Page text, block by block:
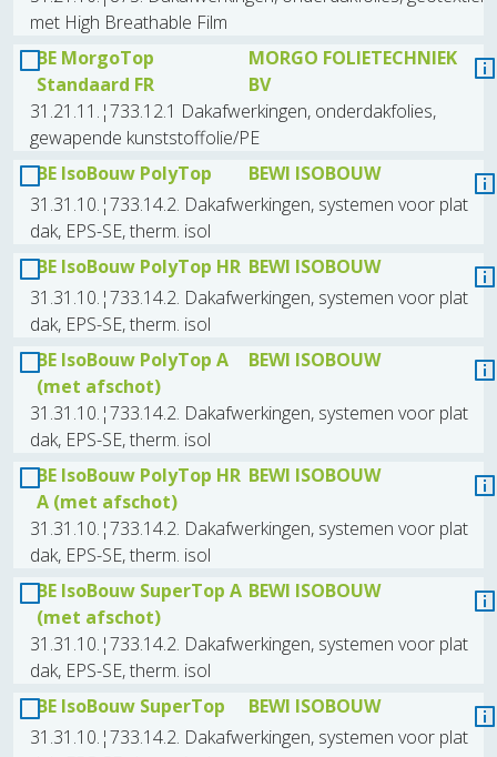
met High Breathable Film
BE MorgoTop
Standaard FR
MORGO FOLIETECHNIEK
BV
31.21.11.¦733.12.1 Dakafwerkingen, onderdakfolies,
gewapende kunststoffolie/PE
BE IsoBouw PolyTop
BEWI ISOBOUW
31.31.10.¦733.14.2. Dakafwerkingen, systemen voor plat
dak, EPS-SE, therm. isol
BE IsoBouw PolyTop HR BEWI ISOBOUW
31.31.10.¦733.14.2. Dakafwerkingen, systemen voor plat
dak, EPS-SE, therm. isol
BE IsoBouw PolyTop A
(met afschot)
BEWI ISOBOUW
31.31.10.¦733.14.2. Dakafwerkingen, systemen voor plat
dak, EPS-SE, therm. isol
BE IsoBouw PolyTop HR
A (met afschot)
BEWI ISOBOUW
31.31.10.¦733.14.2. Dakafwerkingen, systemen voor plat
dak, EPS-SE, therm. isol
BE IsoBouw SuperTop A
(met afschot)
BEWI ISOBOUW
31.31.10.¦733.14.2. Dakafwerkingen, systemen voor plat
dak, EPS-SE, therm. isol
BE IsoBouw SuperTop
BEWI ISOBOUW
31.31.10.¦733.14.2. Dakafwerkingen, systemen voor plat